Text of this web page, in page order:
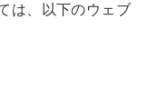
は、以下のウェブ